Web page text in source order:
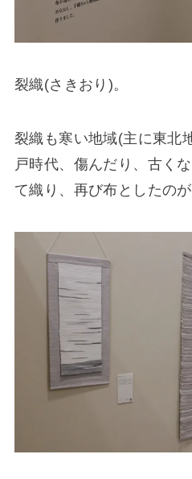
裂織(さきおり)。
裂織も寒い地域(主に東北
戸時代、傷んだり、古く
て織り、再び布としたのが